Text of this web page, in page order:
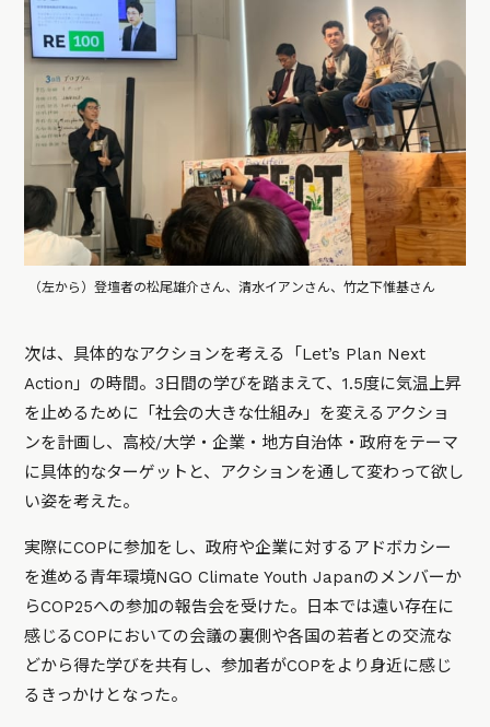
（左から）登壇者の松尾雄介さん、清水イアンさん、竹之下惟基さん
次は、具体的なアクションを考える「Let’s Plan Next
Action」の時間。3日間の学びを踏まえて、1.5度に気温上昇
を止めるために「社会の大きな仕組み」を変えるアクショ
ンを計画し、高校/大学・企業・地方自治体・政府をテーマ
に具体的なターゲットと、アクションを通して変わって欲し
い姿を考えた。
実際にCOPに参加をし、政府や企業に対するアドボカシー
を進める青年環境NGO Climate Youth Japanのメンバーか
らCOP25への参加の報告会を受けた。日本では遠い存在に
感じるCOPにおいての会議の裏側や各国の若者との交流な
どから得た学びを共有し、参加者がCOPをより身近に感じ
るきっかけとなった。